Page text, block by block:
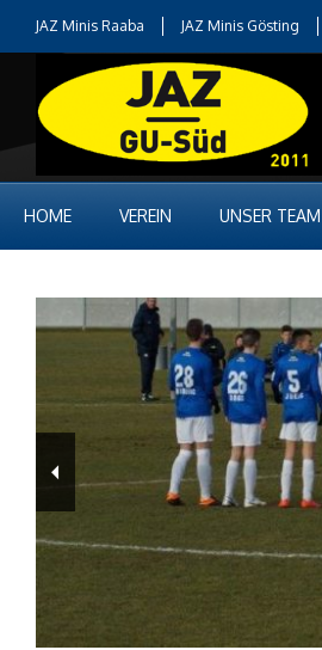
JAZ Minis Raaba JAZ Minis Gösting
HOME VEREIN UNSER TEAM